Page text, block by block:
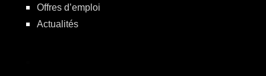
Offres d’emploi
Actualités